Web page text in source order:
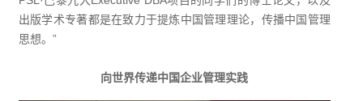
出版学术专著都是在致力于提炼中国管理理论，传播中国管理
思想。”
向世界传递中国企业管理实践